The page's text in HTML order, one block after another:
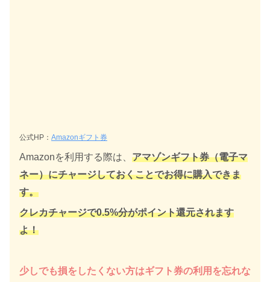
公式HP： Amazonギフト券
Amazonを利用する際は、 アマゾンギフト券（電子マ
ネー）にチャージしておくことでお得に購入できま
す。
クレカチャージで0.5%分がポイント還元されます
よ！
少しでも損をしたくない方はギフト券の利用を忘れな